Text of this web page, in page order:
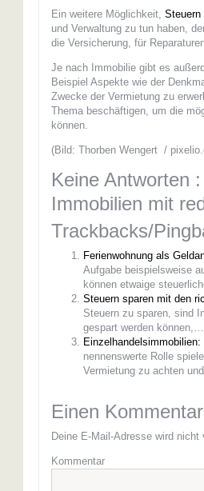
Ein weitere Möglichkeit, Steuern
und Verwaltung zu tun haben,
die Versicherung, für
Je nach Immobilie gibt es
Beispiel Aspekte wie der
Zwecke der Vermietung zu
Thema beschäftigen, um die
können.
(Bild: Thorben Wengert /
Keine Antworten
Immobilien mit
Trackbacks/
Ferienwohnung als
Aufgabe beispielsweise
können etwaige
Steuern sparen mit den
Steuern zu sparen, sind
gespart werden können,…
nennenswerte Rolle
Vermietung zu achten
Einen
Deine E-Mail-Adresse wird nicht
Kommentar